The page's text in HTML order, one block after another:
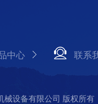
中心 联系
械设备有限公司 版权所有